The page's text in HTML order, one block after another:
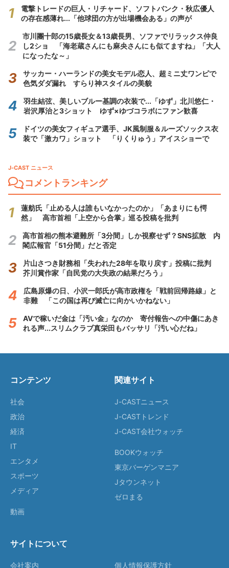
電撃トレードの巨人・リチャード、ソフトバンク・秋広優人
の存在感薄れ...「他球団の方が出場機会ある」の声が
市川團十郎の15歳長女＆13歳長男、ソファでリラックス仲良
し2ショ 「海老蔵さんにも麻央さんにも似てますね」「大人
になったな～」
サッカー・ハーランドの美女モデル恋人、超ミニ丈ワンピで
色気ダダ漏れ すらり神スタイルの美貌
羽生結弦、美しいブルー基調の衣装で...「ゆず」北川悠仁・
岩沢厚治と3ショット ゆず×ゆづコラボにファン歓喜
ドイツの美女フィギュア選手、JK風制服＆ルーズソックス衣
装で「激カワ」ショット 「りくりゅう」アイスショーで
J-CAST ニュース
コメントランキング
蓮舫氏「止める人は誰もいなかったのか」「あまりにも愕
然」 高市首相「上空から合掌」巡る投稿を批判
高市首相の熊本避難所「3分間」しか視察せず？SNS拡散 内
閣広報官「51分間」だと否定
片山さつき財務相「失われた28年を取り戻す」投稿に批判
芥川賞作家「自民党の大失政の結果だろう」
広島原爆の日、小沢一郎氏が高市政権を「戦前回帰路線」と
非難 「この国は再び滅亡に向かいかねない」
AVで稼いだ金は「汚い金」なのか 寄付報告への中傷にあき
れる声...スリムクラブ真栄田もバッサリ「汚い心だね」
コンテンツ
社会
政治
経済
IT
エンタメ
スポーツ
メディア
動画
関連サイト
J-CASTニュース
J-CASTトレンド
J-CAST会社ウォッチ
BOOKウォッチ
東京バーゲンマニア
Jタウンネット
ゼロまる
サイトについて
会社案内 個人情報保護方針